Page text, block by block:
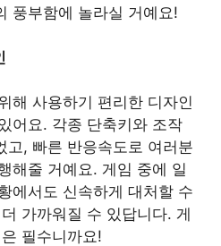
풍부함에 놀라실 거예요!
해 사용하기 편리한 디자인
어요. 각종 단축키와 조작
고, 빠른 반응속도로 여러분
해줄 거예요. 게임 중에 일
에서도 신속하게 대처할 수
가까워질 수 있답니다. 게
필수니까요!